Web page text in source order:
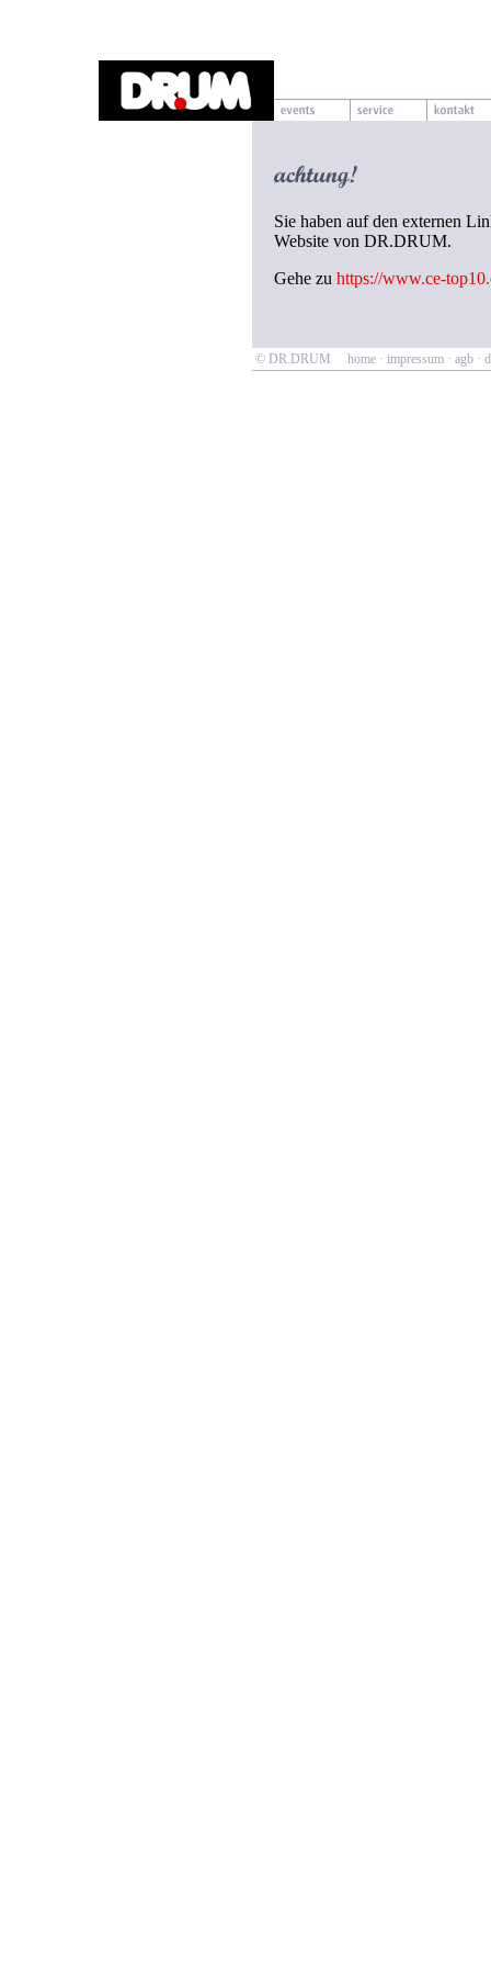
Sie haben auf den externen
Website von DR.DRUM.
Gehe zu https://www.ce-
© DR.DRUM home · impressum · agb ·